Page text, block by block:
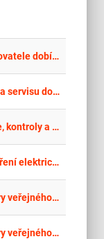
Koncese: Výběr dodavatele a provozovatele dobíjecích stanic ve městě Nymburk
Rámcová dohoda na zajištění správy a servisu dobíjecích stanic na území hl. m. Prahy v rámci parkovacích ploch a garáží ve správě TSK
AHNM/OLogZ - Nákup služby – revize, kontroly a ověření elektrických spotřebičů a zařízení pro roky 2026 - 2028.
Nákup služby - Revize, kontroly a ověření elektrických spotřebičů a zařízení u AHNM, provozovaných v krajích Pardubickém, Královéhradeckém, Libereckém, Středočeském, Vysočina, Jihočeském, v Pardubicích a Českých Budějovicích
Správa, běžná údržba, provoz a opravy veřejného, vánočního a slavnostního osvětlení, kolektorů, energetických zdrojů a vodovodních přípojek na území Statutárního města Teplice v letech 2026–2031
Správa, běžná údržba, provoz a opravy veřejného, vánočního a slavnostního osvětlení, kolektorů, energetických zdrojů a vodovodních přípojek na území Statutárního města Teplice v letech 2026–2031